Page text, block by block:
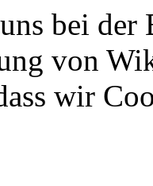
bei
von
wir